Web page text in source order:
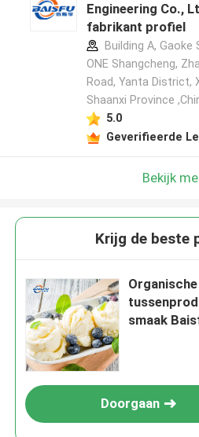
Engineering Co.,
fabrikant profiel
Building A, Gaoke
ONE Shangcheng,
Road, Yanta District,
Shaanxi Province
5.0
Geverifieerde
Bekijk
Krijg de beste
smaak
Doorgaan